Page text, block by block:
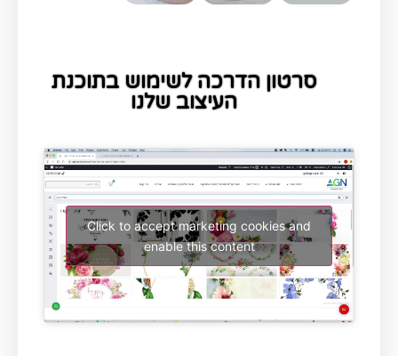
סרטון הדרכה לשימוש בתוכנת
העיצוב שלנו
Click to accept marketing cookies and
enable this content